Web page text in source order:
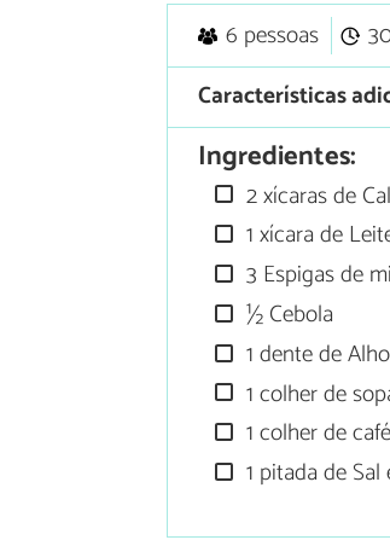
6 pessoas
Características
Ingredientes:
2 xícaras de
1 xícara de
3 Espigas de
½ Cebola
1 dente de Alho
1 colher de
1 colher de
1 pitada de